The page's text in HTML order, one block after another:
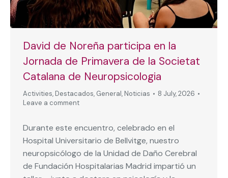
David de Noreña participa en la
Jornada de Primavera de la Societat
Catalana de Neuropsicologia
Activities, Destacados, General, Noticias
8 July, 2026
Leave a comment
Durante este encuentro, celebrado en el
Hospital Universitario de Bellvitge, nuestro
neuropsicólogo de la Unidad de Daño Cerebral
de Fundación Hospitalarias Madrid impartió un